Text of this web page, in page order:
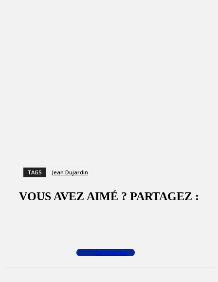
TAGS Jean Dujardin
VOUS AVEZ AIMÉ ? PARTAGEZ :
Commenter